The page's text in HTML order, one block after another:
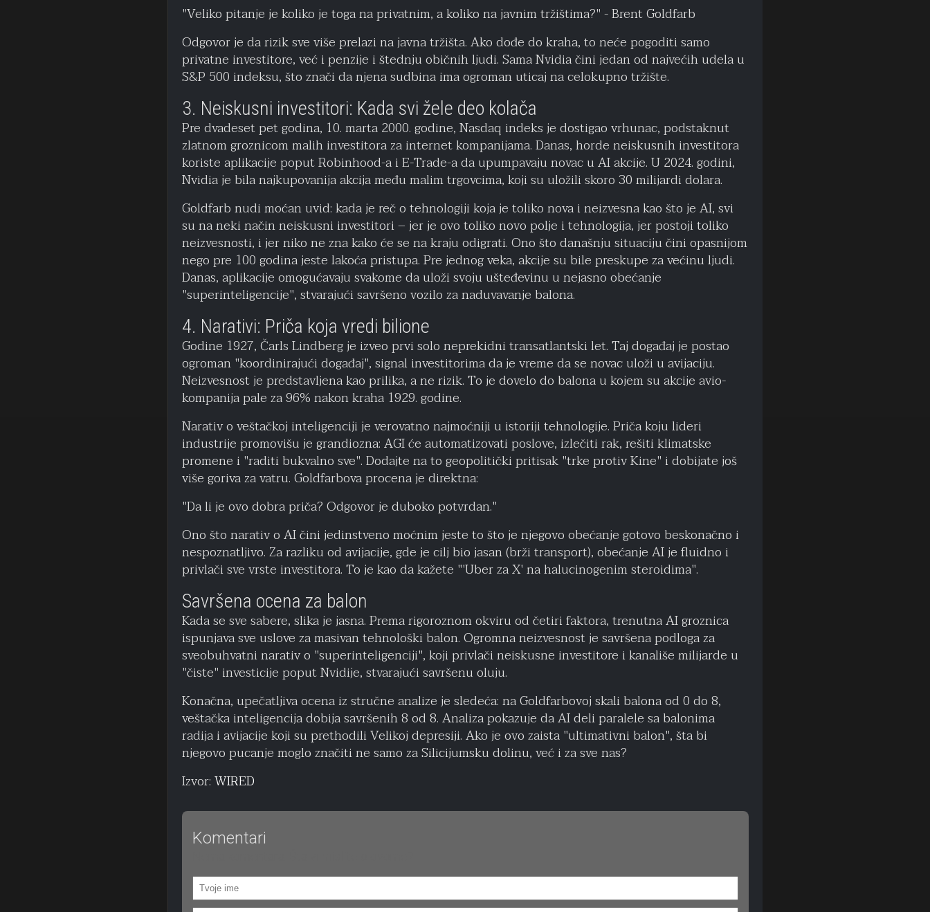
"Veliko pitanje je koliko je toga na privatnim, a koliko na javnim tržištima?" - Brent Goldfarb
Odgovor je da rizik sve više prelazi na javna tržišta. Ako dođe do kraha, to neće pogoditi samo
privatne investitore, već i penzije i štednju običnih ljudi. Sama Nvidia čini jedan od najvećih udela u
S&P 500 indeksu, što znači da njena sudbina ima ogroman uticaj na celokupno tržište.
3. Neiskusni investitori: Kada svi žele deo kolača
Pre dvadeset pet godina, 10. marta 2000. godine, Nasdaq indeks je dostigao vrhunac, podstaknut
zlatnom groznicom malih investitora za internet kompanijama. Danas, horde neiskusnih investitora
koriste aplikacije poput Robinhood-a i E-Trade-a da upumpavaju novac u AI akcije. U 2024. godini,
Nvidia je bila najkupovanija akcija među malim trgovcima, koji su uložili skoro 30 milijardi dolara.
Goldfarb nudi moćan uvid: kada je reč o tehnologiji koja je toliko nova i neizvesna kao što je AI, svi
su na neki način neiskusni investitori – jer je ovo toliko novo polje i tehnologija, jer postoji toliko
neizvesnosti, i jer niko ne zna kako će se na kraju odigrati. Ono što današnju situaciju čini opasnijom
nego pre 100 godina jeste lakoća pristupa. Pre jednog veka, akcije su bile preskupe za većinu ljudi.
Danas, aplikacije omogućavaju svakome da uloži svoju ušteđevinu u nejasno obećanje
"superinteligencije", stvarajući savršeno vozilo za naduvavanje balona.
4. Narativi: Priča koja vredi bilione
Godine 1927, Čarls Lindberg je izveo prvi solo neprekidni transatlantski let. Taj događaj je postao
ogroman "koordinirajući događaj", signal investitorima da je vreme da se novac uloži u avijaciju.
Neizvesnost je predstavljena kao prilika, a ne rizik. To je dovelo do balona u kojem su akcije avio-
kompanija pale za 96% nakon kraha 1929. godine.
Narativ o veštačkoj inteligenciji je verovatno najmoćniji u istoriji tehnologije. Priča koju lideri
industrije promovišu je grandiozna: AGI će automatizovati poslove, izlečiti rak, rešiti klimatske
promene i "raditi bukvalno sve". Dodajte na to geopolitički pritisak "trke protiv Kine" i dobijate još
više goriva za vatru. Goldfarbova procena je direktna:
"Da li je ovo dobra priča? Odgovor je duboko potvrdan."
Ono što narativ o AI čini jedinstveno moćnim jeste to što je njegovo obećanje gotovo beskonačno i
nespoznatljivo. Za razliku od avijacije, gde je cilj bio jasan (brži transport), obećanje AI je fluidno i
privlači sve vrste investitora. To je kao da kažete "'Uber za X' na halucinogenim steroidima".
Savršena ocena za balon
Kada se sve sabere, slika je jasna. Prema rigoroznom okviru od četiri faktora, trenutna AI groznica
ispunjava sve uslove za masivan tehnološki balon. Ogromna neizvesnost je savršena podloga za
sveobuhvatni narativ o "superinteligenciji", koji privlači neiskusne investitore i kanališe milijarde u
"čiste" investicije poput Nvidije, stvarajući savršenu oluju.
Konačna, upečatljiva ocena iz stručne analize je sledeća: na Goldfarbovoj skali balona od 0 do 8,
veštačka inteligencija dobija savršenih 8 od 8. Analiza pokazuje da AI deli paralele sa balonima
radija i avijacije koji su prethodili Velikoj depresiji. Ako je ovo zaista "ultimativni balon", šta bi
njegovo pucanje moglo značiti ne samo za Silicijumsku dolinu, već i za sve nas?
Izvor:WIRED
Komentari